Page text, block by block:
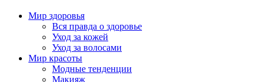
Мир здоровья
Вся правда о здоровье
Уход за кожей
Уход за волосами
Мир красоты
Модные тенденции
Макияж